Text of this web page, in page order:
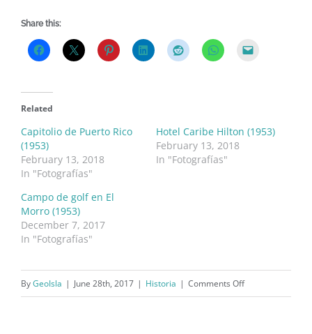
Share this:
Related
Capitolio de Puerto Rico
(1953)
February 13, 2018
In "Fotografías"
Hotel Caribe Hilton (1953)
February 13, 2018
In "Fotografías"
Campo de golf en El
Morro (1953)
December 7, 2017
In "Fotografías"
ByGeoIsla | June 28th, 2017 | Historia | Comments Offon